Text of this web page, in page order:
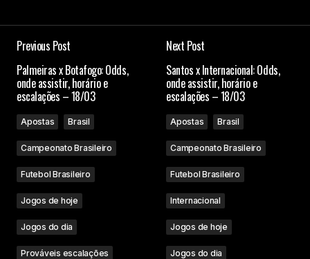
Previous Post
Palmeiras x Botafogo: Odds,
onde assistir, horário e
escalações – 18/03
Apostas Brasil
Campeonato Brasileiro
Futebol Brasileiro
Jogos de hoje
Jogos do dia
Prováveis escalações
Next Post
Santos x Internacional: Odds,
onde assistir, horário e
escalações – 18/03
Apostas Brasil
Campeonato Brasileiro
Futebol Brasileiro
Internacional
Jogos de hoje
Jogos do dia